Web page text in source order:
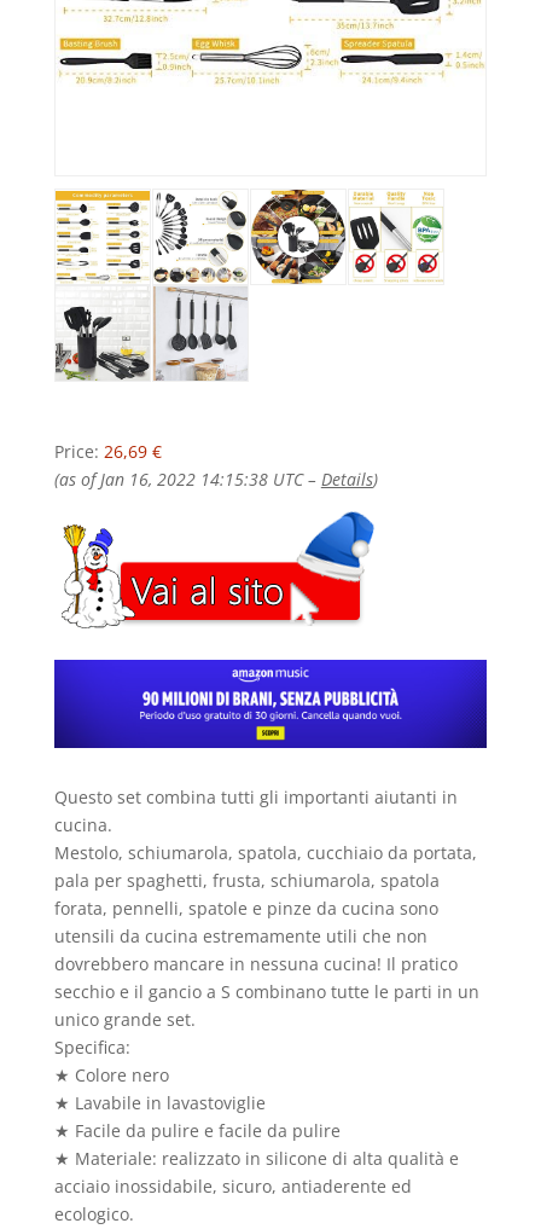
Price: 26,69 €
(as of Jan 16, 2022 14:15:38 UTC – Details)
Questo set combina tutti gli importanti aiutanti in
cucina.
Mestolo, schiumarola, spatola, cucchiaio da portata,
pala per spaghetti, frusta, schiumarola, spatola
forata, pennelli, spatole e pinze da cucina sono
utensili da cucina estremamente utili che non
dovrebbero mancare in nessuna cucina! Il pratico
secchio e il gancio a S combinano tutte le parti in un
unico grande set.
Specifica:
★ Colore nero
★ Lavabile in lavastoviglie
★ Facile da pulire e facile da pulire
★ Materiale: realizzato in silicone di alta qualità e
acciaio inossidabile, sicuro, antiaderente ed
ecologico.